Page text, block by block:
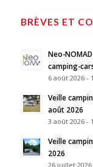
BRÈVES ET
Neo-
camping-
6 août 2026 -
Veille
août 2026
3 août 2026 -
Veille
2026
26 juillet